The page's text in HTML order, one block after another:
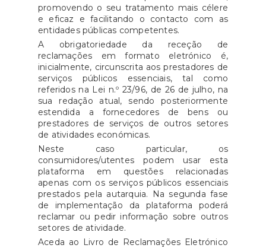
promovendo o seu tratamento mais célere
e eficaz e facilitando o contacto com as
entidades públicas competentes.
A obrigatoriedade da receção de
reclamações em formato eletrónico é,
inicialmente, circunscrita aos prestadores de
serviços públicos essenciais, tal como
referidos na Lei n.º 23/96, de 26 de julho, na
sua redação atual, sendo posteriormente
estendida a fornecedores de bens ou
prestadores de serviços de outros setores
de atividades económicas.
Neste caso particular, os
consumidores/utentes podem usar esta
plataforma em questões relacionadas
apenas com os serviços públicos essenciais
prestados pela autarquia. Na segunda fase
de implementação da plataforma poderá
reclamar ou pedir informação sobre outros
setores de atividade.
Aceda ao Livro de Reclamações Eletrónico